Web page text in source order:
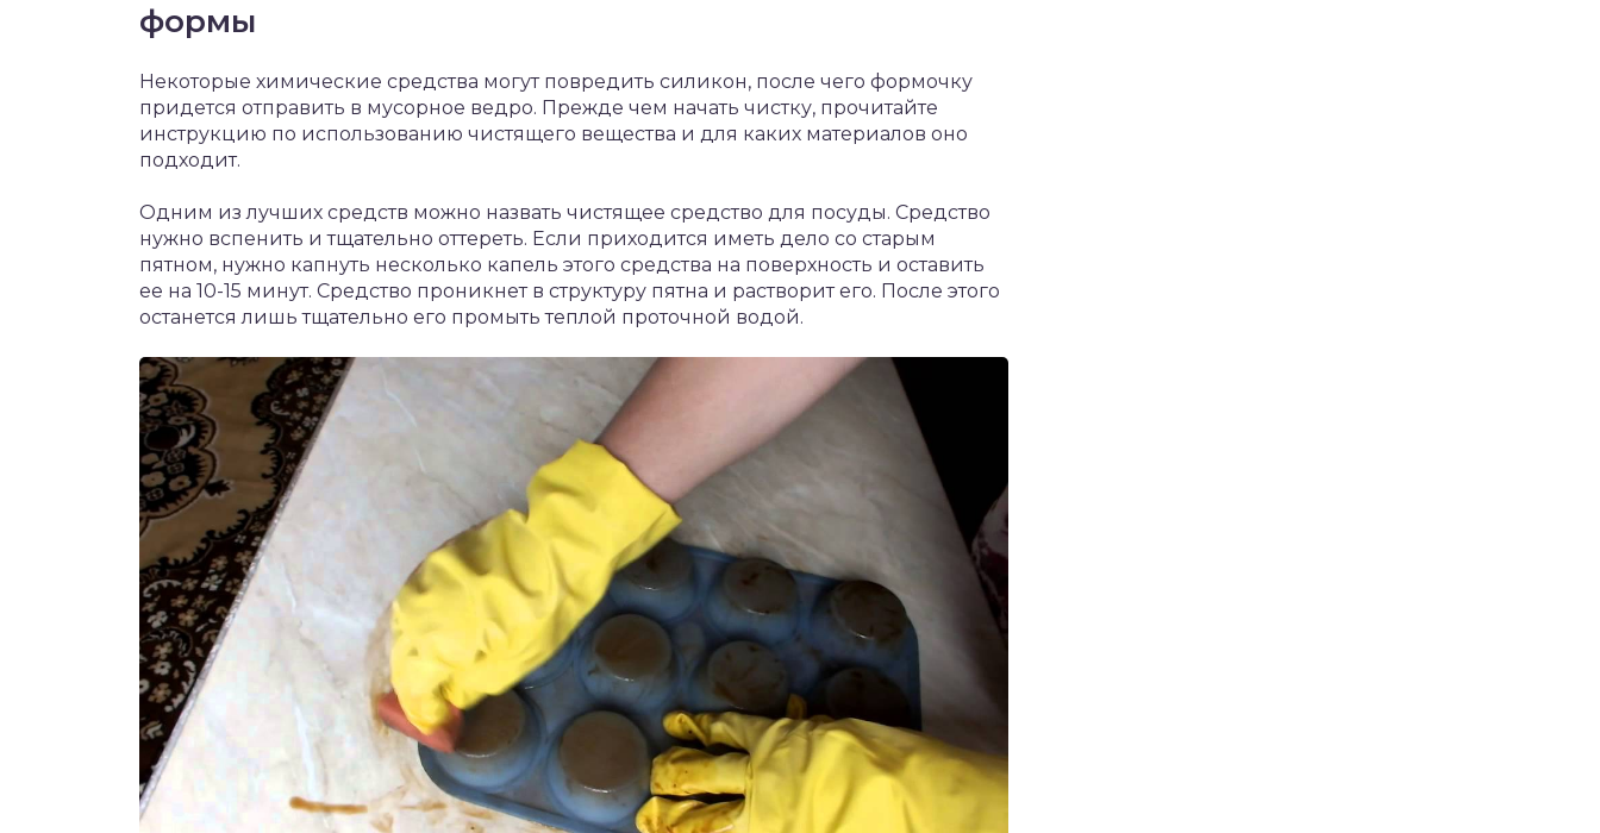
формы
Некоторые химические средства могут повредить силикон, после чего формочку
придется отправить в мусорное ведро. Прежде чем начать чистку, прочитайте
инструкцию по использованию чистящего вещества и для каких материалов оно
подходит.
Одним из лучших средств можно назвать чистящее средство для посуды. Средство
нужно вспенить и тщательно оттереть. Если приходится иметь дело со старым
пятном, нужно капнуть несколько капель этого средства на поверхность и оставить
ее на 10-15 минут. Средство проникнет в структуру пятна и растворит его. После этого
останется лишь тщательно его промыть теплой проточной водой.